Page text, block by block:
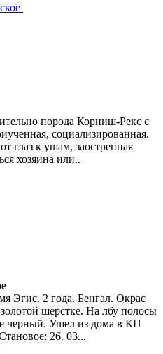
порода Корниш-Рекс с
социализированная.
глаз к ушам, заостренная
хозяина или..
Эгис. 2 года. Бенгал. Окрас
шерстке. На лбу полосы
черный. Ушел из дома в КП
26. 03...